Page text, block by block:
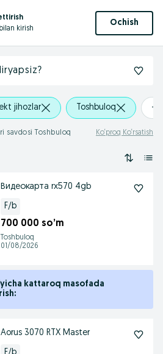
kirish
Ochish
jihozlar Toshbuloq
savdosi Toshbuloq Ko‘proq Ko‘rsatish
Видеокарта rx570 4gb
F/b
700 000 so’m
Toshbuloq
01/08/2026
kattaroq masofada
Aorus 3070 RTX Master